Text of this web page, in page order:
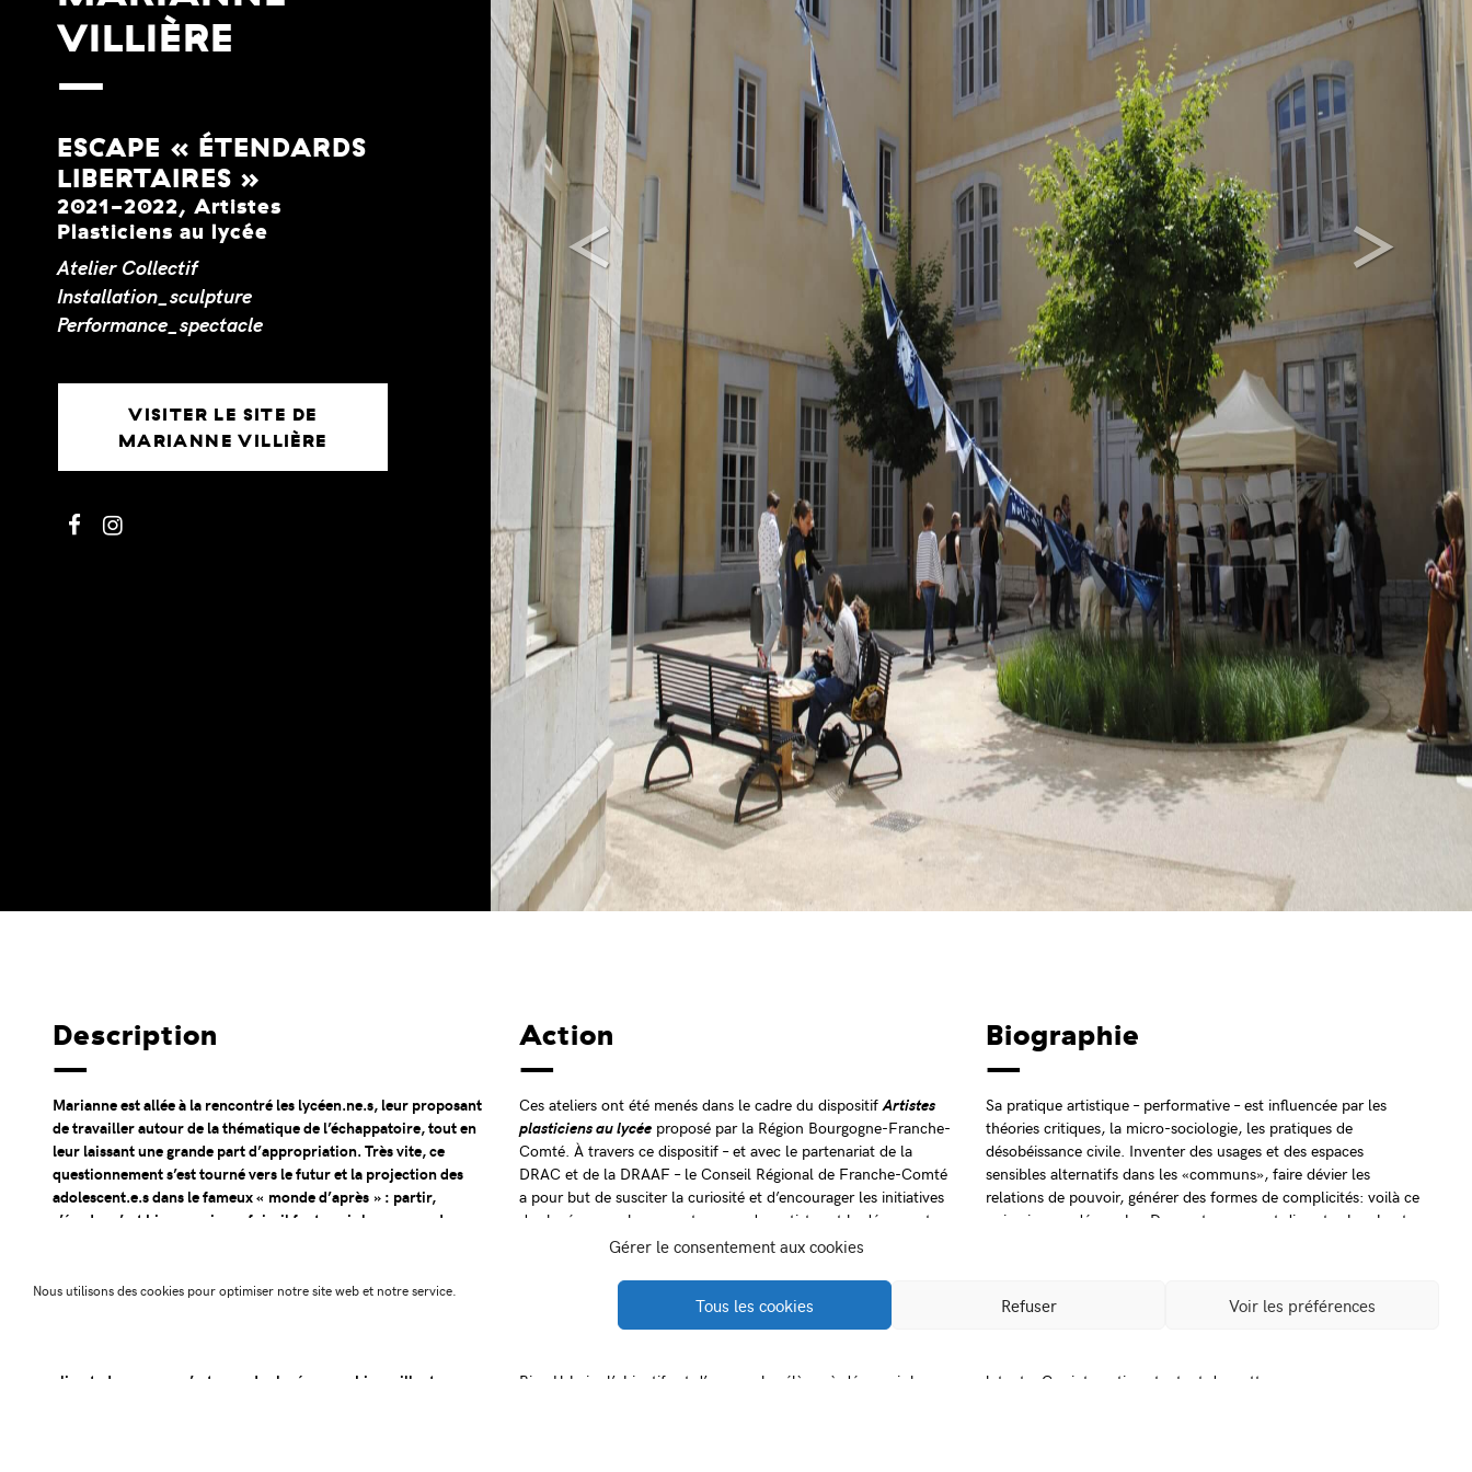
Gérer le consentement aux cookies
Nous utilisons des cookies pour optimiser notre site web et notre service.
Tous les cookies Refuser Voir les préférences
VILLIÈRE
ESCAPE « ÉTENDARDS
LIBERTAIRES »
2021-2022, Artistes
Plasticiens au lycée
Atelier Collectif
Installation_sculpture
Performance_spectacle
VISITER LE SITE DE
MARIANNE VILLIÈRE
<
Previous >
Description
Marianne est allée à la rencontré les lycéen.ne.s, leur proposant
de travailler autour de la thématique de l’échappatoire, tout en
leur laissant une grande part d’appropriation. Très vite, ce
questionnement s’est tourné vers le futur et la projection des
adolescent.e.s dans le fameux « monde d’après » : partir,
s’évader c’est bien… mais parfois, il faut avoir le courage de
t’ils dans le monde qui se dessine? Quelles peuvent être leur
climat, de guerre… c’est avec des lycéen.ne.s bienveillant.e.s,
Action
Ces ateliers ont été menés dans le cadre du dispositif Artistes
plasticiens au lycée proposé par la Région Bourgogne-Franche-
Comté. À travers ce dispositif – et avec le partenariat de la
DRAC et de la DRAAF – le Conseil Régional de Franche-Comté
a pour but de susciter la curiosité et d’encourager les initiatives
des lycéens par la rencontre avec des artistes et la découverte
de lieux de création et de diffusion artistique.
Trois démarches sont abordées lors de la résidence : la
rencontre avec une œuvre par la découverte d’un processus de
création, la pratique artistique et culturelle et la construction
Bien Urbain, l’objectif est d’amener les élèves à découvrir le
Biographie
Sa pratique artistique – performative – est influencée par les
théories critiques, la micro-sociologie, les pratiques de
désobéissance civile. Inventer des usages et des espaces
sensibles alternatifs dans les «communs», faire dévier les
relations de pouvoir, générer des formes de complicités: voilà ce
qui anime sa démarche. Des gestes souvent discrets cherchent
des interventions
et l’écriture nourrit sa posture. Une
latente. Ces interactions tentent de mettre en exergue nos